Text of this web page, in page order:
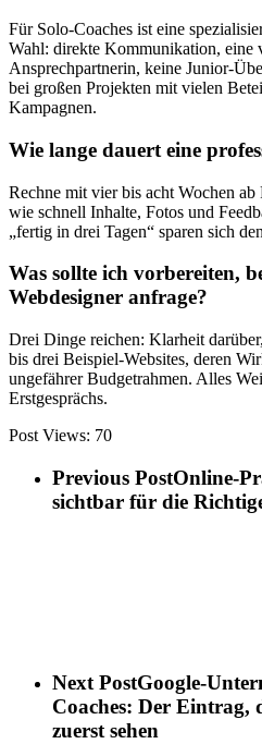
Für Solo-Coaches ist eine
Wahl: direkte Kommunikation, eine
Ansprechpartnerin, keine Junior-
bei großen Projekten mit vielen
Kampagnen.
Wie lange dauert eine
Rechne mit vier bis acht Wochen
wie schnell Inhalte, Fotos und
„fertig in drei Tagen“ sparen sich
Was sollte ich vorbereiten,
Webdesigner anfrage?
Drei Dinge reichen: Klarheit
bis drei Beispiel-Websites, deren
ungefährer Budgetrahmen. Alles
Erstgesprächs.
Post Views: 70
Previous PostOnline-
sichtbar für die
Next PostGoogle-
Coaches: Der Eintrag,
zuerst sehen